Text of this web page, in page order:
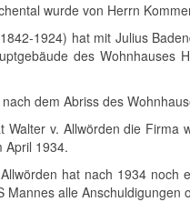
wurde von Herrn
1924) hat mit Julius
des Wohnhauses
dem Abriss des
Walter v. Allwörden die
April 1934.
hat nach 1934 noch
Mannes alle